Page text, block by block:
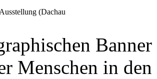
(Dachau
Menschen in